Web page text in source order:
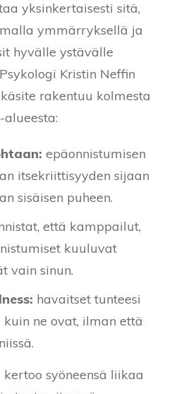
yksinkertaisesti sitä,
ymmärryksellä ja
hyvälle ystävälle
Kristin Neffin
rakentuu kolmesta
epäonnistumisen
itsekriittisyyden sijaan
sisäisen puheen.
että kamppailut,
kuuluvat
vain sinun.
havaitset tunteesi
ne ovat, ilman että
syöneensä liikaa